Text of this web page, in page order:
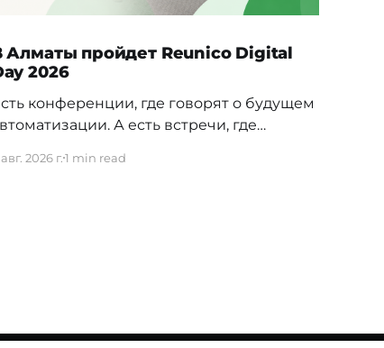
Алматы пройдет Reunico Digital
2026
конференции, где говорят о будущем
А есть встречи, где
реальных компаний. 24 сентября в
2026 г.1 min read